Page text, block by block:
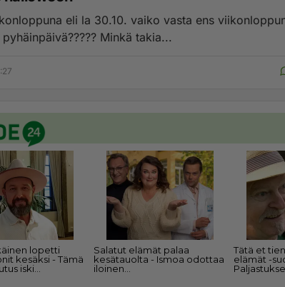
eli la 30.10. vaiko vasta ens
virallisesti pyhäinpäivä????? Minkä takia...